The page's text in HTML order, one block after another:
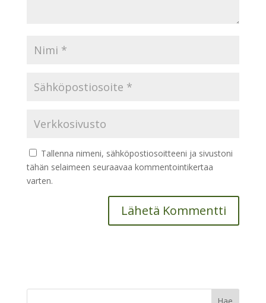
Tallenna nimeni, sähköpostiosoitteeni ja sivustoni
tähän selaimeen seuraavaa kommentointikertaa
varten.